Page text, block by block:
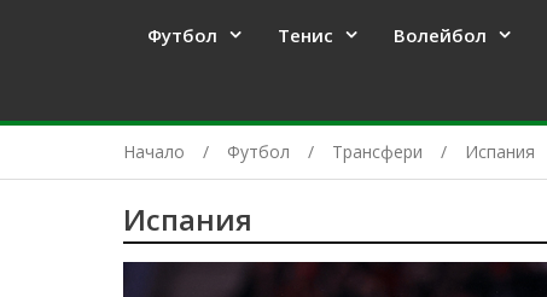
Футбол Тенис Волейбол
Начало Футбол Трансфери Испания
Испания